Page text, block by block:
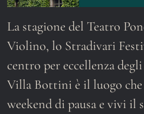
La stagione del Teatro
Violino, lo Stradivari
centro per eccellenza
Villa Bottini è il luogo
weekend di pausa e vivi il